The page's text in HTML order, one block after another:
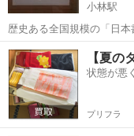
小林駅
歴史ある全国規模の「日本
師:支部長 麗華支部(れいか) ☆(火)阪急小林教室 15:00～18:00 ☆(金)新
神戸教室 15:00～18:00
兵庫 神戸市 小林駅
【夏の
状態が悪
プリフラ